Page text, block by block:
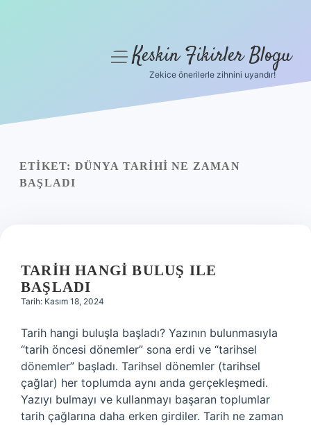
Yasal Uyarı
menüyüKeskin Fikirler Blogu
Zekice önerilerle zihnini uyandır!
ETIKET: DÜNYA TARIHI NE ZAMAN
BAŞLADI
TARIH HANGI BULUŞ ILE
BAŞLADI
Tarih: Kasım 18, 2024
Tarih hangi buluşla başladı? Yazının bulunmasıyla
“tarih öncesi dönemler” sona erdi ve “tarihsel
dönemler” başladı. Tarihsel dönemler (tarihsel
çağlar) her toplumda aynı anda gerçekleşmedi.
Yazıyı bulmayı ve kullanmayı başaran toplumlar
tarih çağlarına daha erken girdiler. Tarih ne zaman